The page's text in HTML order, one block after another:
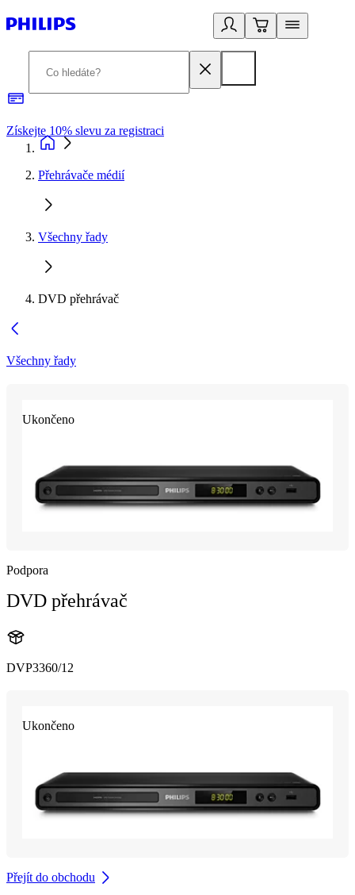
Získejte 10% slevu za registraci
Přehrávače médií
Všechny řady
DVD přehrávač
Všechny řady
Ukončeno
Podpora
DVD přehrávač
DVP3360/12
Ukončeno
Přejít do obchodu